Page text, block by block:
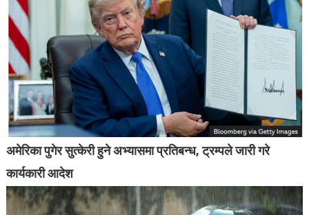
अमेरिका पुगेर सुत्केरी हुने अभ्यासमा प्रतिबन्ध, ट्रम्पले जारी गरे
कार्यकारी आदेश